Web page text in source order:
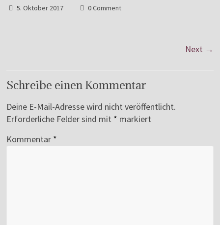
5. Oktober 2017 0 Comment
Next →
Schreibe einen Kommentar
Deine E-Mail-Adresse wird nicht veröffentlicht.
Erforderliche Felder sind mit * markiert
Kommentar *